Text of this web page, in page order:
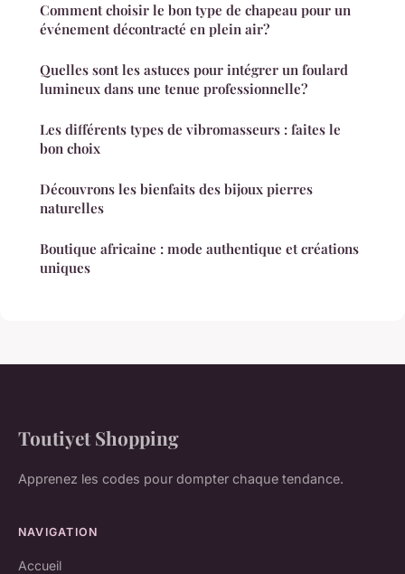
Comment choisir le bon type de chapeau pour un
événement décontracté en plein air?
Quelles sont les astuces pour intégrer un foulard
lumineux dans une tenue professionnelle?
Les différents types de vibromasseurs : faites le
bon choix
Découvrons les bienfaits des bijoux pierres
naturelles
Boutique africaine : mode authentique et créations
uniques
Toutiyet Shopping
Apprenez les codes pour dompter chaque tendance.
NAVIGATION
Accueil